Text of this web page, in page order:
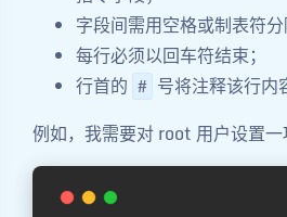
字段间需用空格或制表符分
每行必须以回车符结束；
行首的 # 号将注释该行内
例如，我需要对 root 用户设置一